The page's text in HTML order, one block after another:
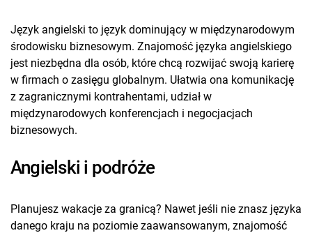
Język angielski to język dominujący w międzynarodowym
środowisku biznesowym. Znajomość języka angielskiego
jest niezbędna dla osób, które chcą rozwijać swoją karierę
w firmach o zasięgu globalnym. Ułatwia ona komunikację
z zagranicznymi kontrahentami, udział w
międzynarodowych konferencjach i negocjacjach
biznesowych.
Angielski i podróże
Planujesz wakacje za granicą? Nawet jeśli nie znasz języka
danego kraju na poziomie zaawansowanym, znajomość